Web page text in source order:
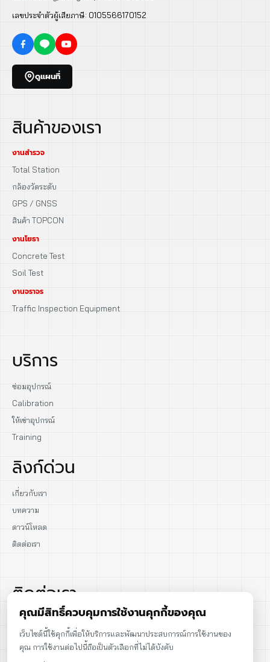
เลขประจำตัวผู้เสียภาษี: 0105566170152
ดูแผนที่
สินค้าของเรา
งานสำรวจ
Total Station
กล้องวัดระดับ
GPS / GNSS
สินค้า TOPCON
งานโยธา
Concrete Test
Soil Test
งานจราจร
Traffic Inspection Equipment
บริการ
ซ่อมอุปกรณ์
Calibration
ให้เช่าอุปกรณ์
Training
ลิงก์ด่วน
เกี่ยวกับเรา
บทความ
ดาวน์โหลด
ติดต่อเรา
ติดต่อเรา
086-086-2000
คุณมีสิทธิ์ควบคุมการใช้งานคุกกี้ของคุณ
เว็บไซต์นี้ใช้คุกกี้เพื่อให้บริการและพัฒนาประสบการณ์การใช้งานของ
คุณ การใช้งานต่อไปนี้ถือเป็นตัวเลือกที่ไม่ได้บังคับ